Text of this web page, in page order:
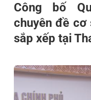
Công bố
chuyên đề cơ
sắp xếp tại